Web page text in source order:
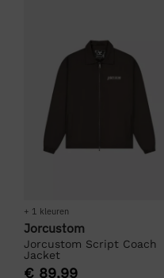
+ 1 kleuren
Jorcustom
Jorcustom Script Coach
Jacket
€ 89,99